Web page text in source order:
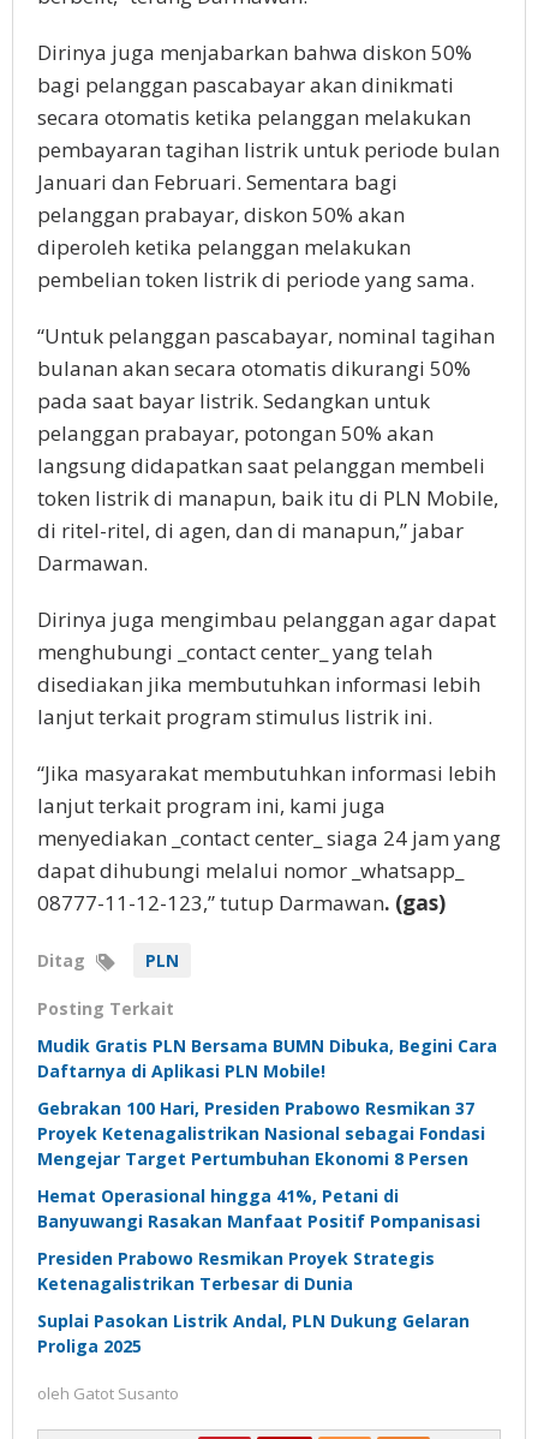
Dirinya juga menjabarkan bahwa diskon 50%
bagi pelanggan pascabayar akan dinikmati
secara otomatis ketika pelanggan melakukan
pembayaran tagihan listrik untuk periode bulan
Januari dan Februari. Sementara bagi
pelanggan prabayar, diskon 50% akan
diperoleh ketika pelanggan melakukan
pembelian token listrik di periode yang sama.
“Untuk pelanggan pascabayar, nominal tagihan
bulanan akan secara otomatis dikurangi 50%
pada saat bayar listrik. Sedangkan untuk
pelanggan prabayar, potongan 50% akan
langsung didapatkan saat pelanggan membeli
token listrik di manapun, baik itu di PLN Mobile,
di ritel-ritel, di agen, dan di manapun,” jabar
Darmawan.
Dirinya juga mengimbau pelanggan agar dapat
menghubungi _contact center_ yang telah
disediakan jika membutuhkan informasi lebih
lanjut terkait program stimulus listrik ini.
“Jika masyarakat membutuhkan informasi lebih
lanjut terkait program ini, kami juga
menyediakan _contact center_ siaga 24 jam yang
dapat dihubungi melalui nomor _whatsapp_
08777-11-12-123,” tutup Darmawan. (gas)
Ditag PLN
Posting Terkait
Mudik Gratis PLN Bersama BUMN Dibuka, Begini Cara
Daftarnya di Aplikasi PLN Mobile!
Gebrakan 100 Hari, Presiden Prabowo Resmikan 37
Proyek Ketenagalistrikan Nasional sebagai Fondasi
Mengejar Target Pertumbuhan Ekonomi 8 Persen
Hemat Operasional hingga 41%, Petani di
Banyuwangi Rasakan Manfaat Positif Pompanisasi
Presiden Prabowo Resmikan Proyek Strategis
Ketenagalistrikan Terbesar di Dunia
Suplai Pasokan Listrik Andal, PLN Dukung Gelaran
Proliga 2025
oleh Gatot Susanto